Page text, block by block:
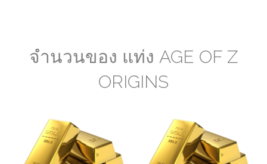
จำนวนของ แท่ง AGE OF Z
ORIGINS